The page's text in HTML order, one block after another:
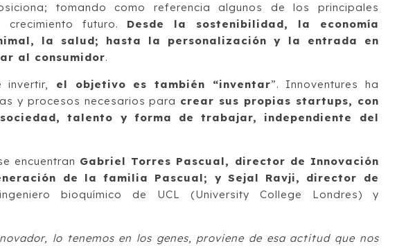
tomando como referencia algunos de los principales
crecimiento futuro. Desde la sostenibilidad, la economía
la salud; hasta la personalización y la entrada en
al consumidor.
el objetivo es también “inventar”. Innoventures ha
y procesos necesarios para crear sus propias startups, con
talento y forma de trabajar, independiente del
encuentran Gabriel Torres Pascual, director de Innovación
de la familia Pascual; y Sejal Ravji, director de
bioquímico de UCL (University College Londres) y
lo tenemos en los genes, proviene de esa actitud que nos